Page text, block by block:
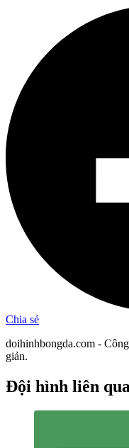
Chia sẻ
doihinhbongda.com -
giản.
Đội hình liên